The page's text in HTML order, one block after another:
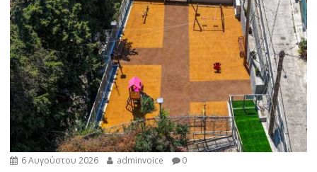
6 Αυγούστου 2026 adminvoice 0